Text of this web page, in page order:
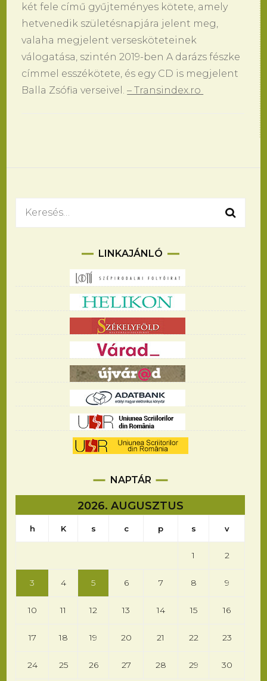
két fele című gyűjteményes kötete, amely
hetvenedik születésnapjára jelent meg,
valaha megjelent versesköteteinek
válogatása, szintén 2019-ben A darázs fészke
címmel esszékötete, és egy CD is megjelent
Balla Zsófia verseivel.– Transindex.ro
Keresés:
LINKAJÁNLÓ
NAPTÁR
2026. AUGUSZTUS
h K s c p s v
1 2
3 4 5 6 7 8 9
10 11 12 13 14 15 16
17 18 19 20 21 22 23
24 25 26 27 28 29 30